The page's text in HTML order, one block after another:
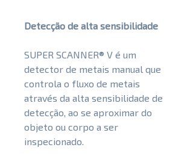
Detecção de alta sensibilidade
SUPER SCANNER® V é um
detector de metais manual que
controla o fluxo de metais
através da alta sensibilidade de
detecção, ao se aproximar do
objeto ou corpo a ser
inspecionado.